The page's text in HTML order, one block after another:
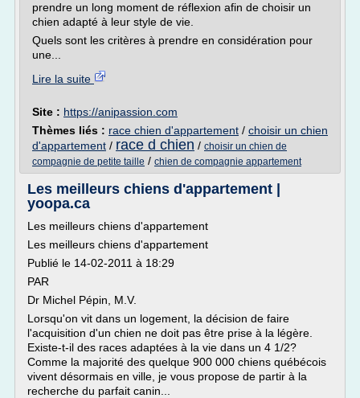
prendre un long moment de réflexion afin de choisir un
chien adapté à leur style de vie.
Quels sont les critères à prendre en considération pour
une...
Lire la suite
Site : https://anipassion.com
Thèmes liés : race chien d'appartement / choisir un chien
d'appartement / race d chien / choisir un chien de
compagnie de petite taille / chien de compagnie appartement
Les meilleurs chiens d'appartement |
yoopa.ca
Les meilleurs chiens d'appartement
Les meilleurs chiens d'appartement
Publié le 14-02-2011 à 18:29
PAR
Dr Michel Pépin, M.V.
Lorsqu'on vit dans un logement, la décision de faire
l'acquisition d'un chien ne doit pas être prise à la légère.
Existe-t-il des races adaptées à la vie dans un 4 1/2?
Comme la majorité des quelque 900 000 chiens québécois
vivent désormais en ville, je vous propose de partir à la
recherche du parfait canin...